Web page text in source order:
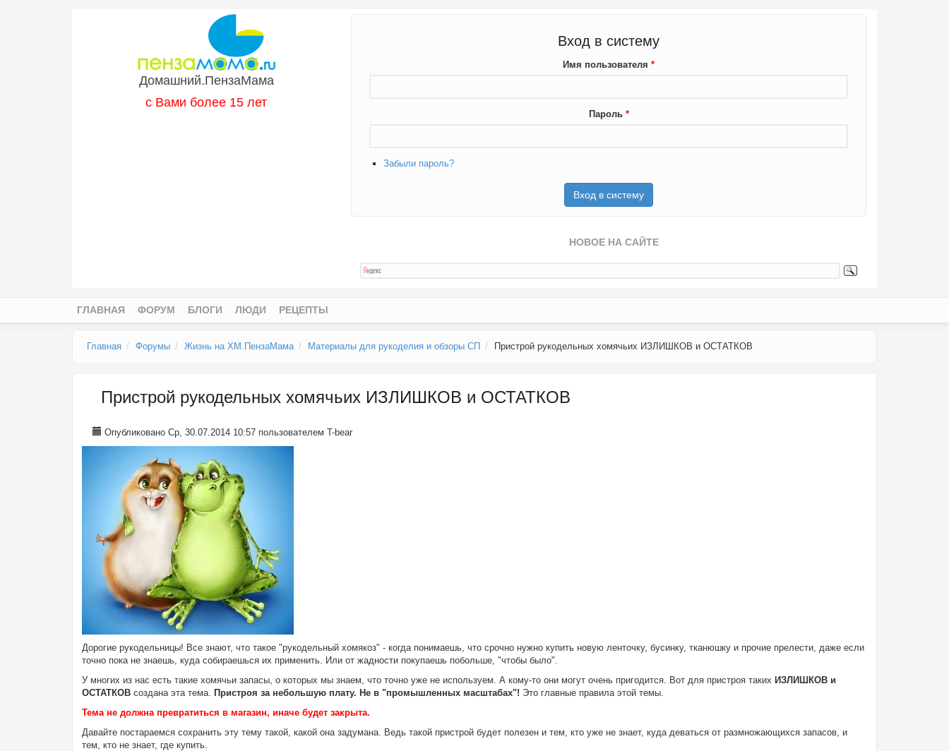
Домашний.ПензаМама
с Вами более 15 лет
Вход в систему
Имя пользователя *
Пароль *
Забыли пароль?
НОВОЕ НА САЙТЕ
ГЛАВНАЯ ФОРУМ БЛОГИ ЛЮДИ РЕЦЕПТЫ
Главная Форумы Жизнь на ХМ.ПензаМама Материалы для рукоделия и обзоры СП Пристрой рукодельных хомячьих ИЗЛИШКОВ и ОСТАТКОВ
Пристрой рукодельных хомячьих ИЗЛИШКОВ и ОСТАТКОВ
Опубликовано Ср, 30.07.2014 10:57 пользователем T-bear
Дорогие рукодельницы! Все знают, что такое "рукодельный хомякоз" - когда понимаешь, что срочно нужно купить новую ленточку, бусинку, тканюшку и прочие прелести, даже если
точно пока не знаешь, куда собираешься их применить. Или от жадности покупаешь побольше, "чтобы было".
У многих из нас есть такие хомячьи запасы, о которых мы знаем, что точно уже не используем. А кому-то они могут очень пригодится. Вот для пристроя таких ИЗЛИШКОВ и
ОСТАТКОВ создана эта тема. Пристроя за небольшую плату. Не в "промышленных масштабах"! Это главные правила этой темы.
Тема не должна превратиться в магазин, иначе будет закрыта.
Давайте постараемся сохранить эту тему такой, какой она задумана. Ведь такой пристрой будет полезен и тем, кто уже не знает, куда деваться от размножающихся запасов, и
тем, кто не знает, где купить.